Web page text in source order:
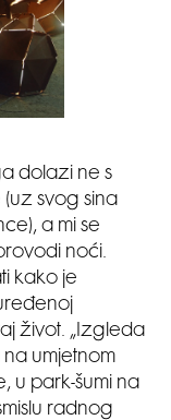
dolazi ne s
svog sina
a mi se
noći.
kako je
život. „Izgleda
umjetnom
u park-šumi na
radnog